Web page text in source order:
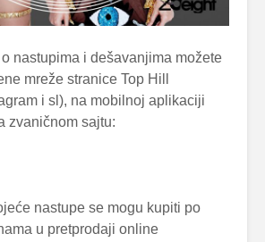
nastupima i dešavanjima možete
mreže stranice Top Hill
i sl), na mobilnoj aplikaciji
zvaničnom sajtu:
nastupe se mogu kupiti po
u pretprodaji online